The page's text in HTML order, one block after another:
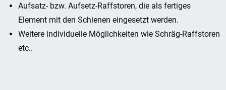
Aufsatz- bzw. Aufsetz-Raffstoren, die als fertiges
Element mit den Schienen eingesetzt werden.
Weitere individuelle Möglichkeiten wie Schräg-Raffstoren
etc..